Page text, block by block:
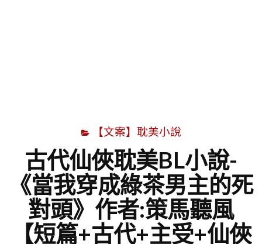
【文案】耽美小說
古代仙俠耽美BL小說-
《當我穿成綠茶男主的死
對頭》作者:策馬聽風
【短篇+古代+主受+仙俠